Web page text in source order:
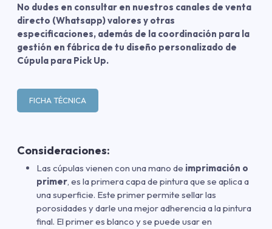
No dudes en consultar en nuestros canales de venta
directo (Whatsapp) valores y otras
especificaciones, además de la coordinación para la
gestión en fábrica de tu diseño personalizado de
Cúpula para Pick Up.
FICHA TÉCNICA
Consideraciones:
Las cúpulas vienen con una mano de imprimación o
primer, es la primera capa de pintura que se aplica a
una superficie. Este primer permite sellar las
porosidades y darle una mejor adherencia a la pintura
final. El primer es blanco y se puede usar en